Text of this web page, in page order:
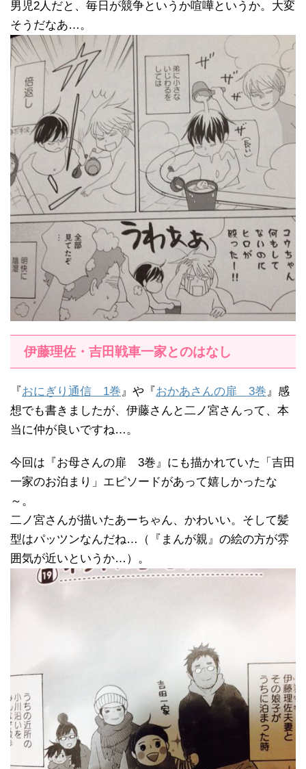
男児2人だと、毎日が競争というか喧嘩というか。大変
そうだなあ…。
伊藤理佐・吉田戦車一家とのはなし
『おにぎり通信 1巻』や『おかあさんの扉 3巻』感
想でも書きましたが、伊藤さんと二ノ宮さんって、本
当に仲が良いですね…。
今回は『お母さんの扉 3巻』にも描かれていた「吉田
一家のお泊まり」エピソードがあって嬉しかったな
～。
二ノ宮さんが描いたあーちゃん、かわいい。そして髪
型はパッツンなんだね…（『まんが親』の絵の方が雰
囲気が近いというか…）。